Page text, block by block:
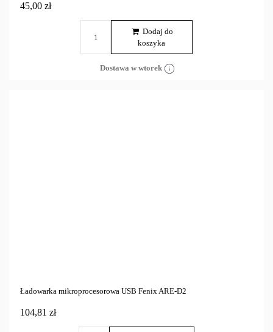
45,00 zł
Dodaj do
koszyka
Dostawa w wtorek
Ładowarka mikroprocesorowa USB Fenix ARE-D2
104,81 zł